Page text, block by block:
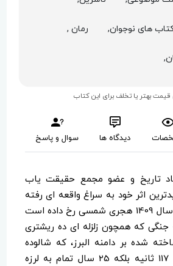
های نوجوان, رمان ,
بهتر یا تخلف برای این کتاب
دیدگاه ها سوال و پاسخ
تاریخ و عضو مجمع حقیقت یاب
اثر خود به سراغ واقعه ای رفته
که 25 سال قبل در سال 1409 هجری شمسی رخ داده است
که همچون زلزله ای ده ریشتری
شده بر دامنه البرز، که شالوده
جهان را آن هم نه 117 ثانیه بلکه 25 سال تمام به لرزه